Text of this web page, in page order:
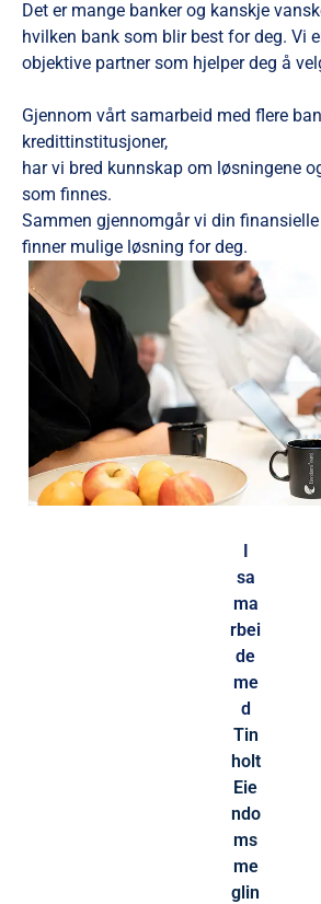
Det er mange banker og kanskje
hvilken bank som blir best for deg. Vi
objektive partner som hjelper deg å
Gjennom vårt samarbeid med flere
kredittinstitusjoner,
har vi bred kunnskap om løsningene
som finnes.
Sammen gjennomgår vi din
finner mulige løsning for deg.
I
sa
ma
rbei
de
me
d
Tin
holt
Eie
ndo
ms
me
glin